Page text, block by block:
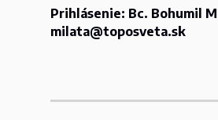
Prihlásenie: Bc. Bohumil
milata@toposveta.sk